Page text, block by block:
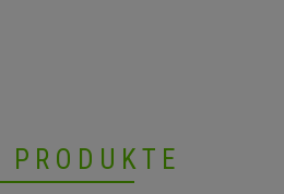
PRODUKTE